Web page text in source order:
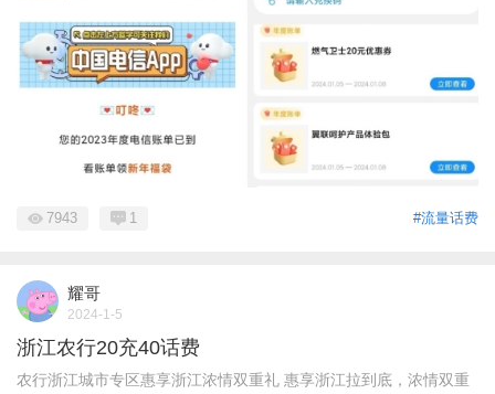
#流量话费
7943 1
耀哥
2024-1-5
浙江农行20充40话费
农行浙江城市专区惠享浙江浓情双重礼 惠享浙江拉到底，浓情双重